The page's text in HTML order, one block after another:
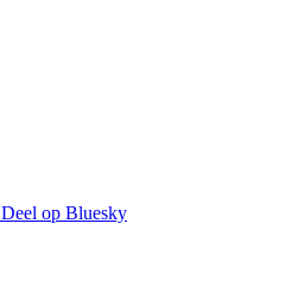
Deel op Bluesky